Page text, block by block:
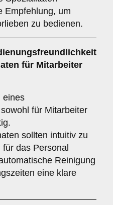
Empfehlung, um
zu bedienen.
für Mitarbeiter
eines
für Mitarbeiter
sollten intuitiv zu
das Personal
Reinigung
eine klare